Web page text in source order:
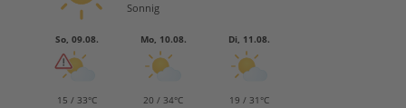
Sonnig
So, 09.08.
15 / 33°C
Mo, 10.08.
20 / 34°C
Di, 11.08.
19 / 31°C